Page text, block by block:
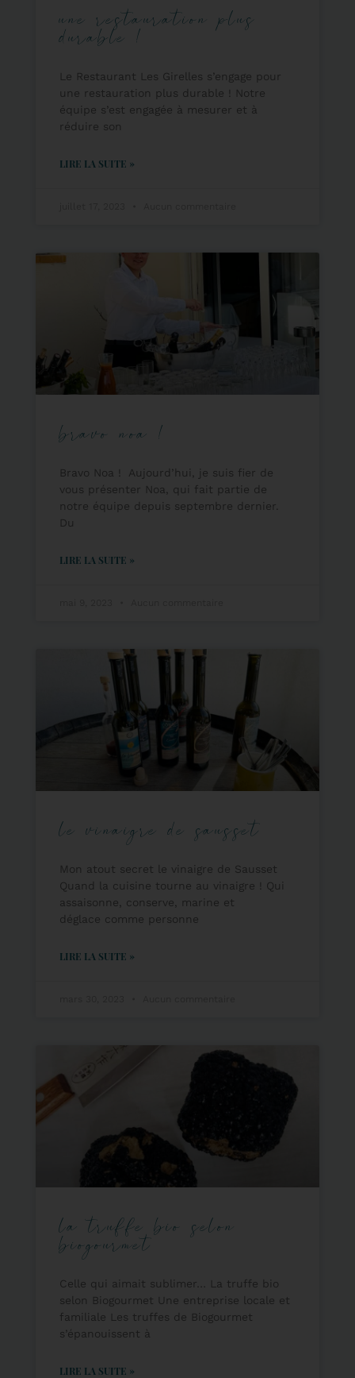
une restauration plus
durable !
Le Restaurant Les Girelles s’engage pour
une restauration plus durable ! Notre
équipe s’est engagée à mesurer et à
réduire son
LIRE LA SUITE »
bravo noa !
Bravo Noa ! Aujourd’hui, je suis fier de
vous présenter Noa, qui fait partie de
notre équipe depuis septembre dernier.
Du
LIRE LA SUITE »
le vinaigre de sausset
Mon atout secret le vinaigre de Sausset
Quand la cuisine tourne au vinaigre ! Qui
assaisonne, conserve, marine et
déglace comme personne
LIRE LA SUITE »
la truffe bio selon
biogourmet
Celle qui aimait sublimer… La truffe bio
selon Biogourmet Une entreprise locale et
familiale Les truffes de Biogourmet
s’épanouissent à
LIRE LA SUITE »